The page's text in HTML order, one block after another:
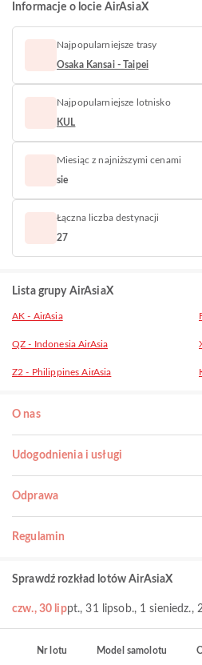
Informacje o locie AirAsiaX
Najpopularniejsze trasy
Osaka Kansai - Taipei
Najpopularniejsze lotnisko
KUL
Miesiąc z najniższymi cenami
sie
Łączna liczba destynacji
27
Lista grupy AirAsiaX
AK - AirAsia
QZ - Indonesia AirAsia
Z2 - Philippines AirAsia
O nas
Udogodnienia i usługi
Odprawa
Regulamin
Sprawdź rozkład lotów AirAsiaX
czw., 30 lippt., 31 lipsob., 1 sieniedz.,
Nr lotu Model samolotu